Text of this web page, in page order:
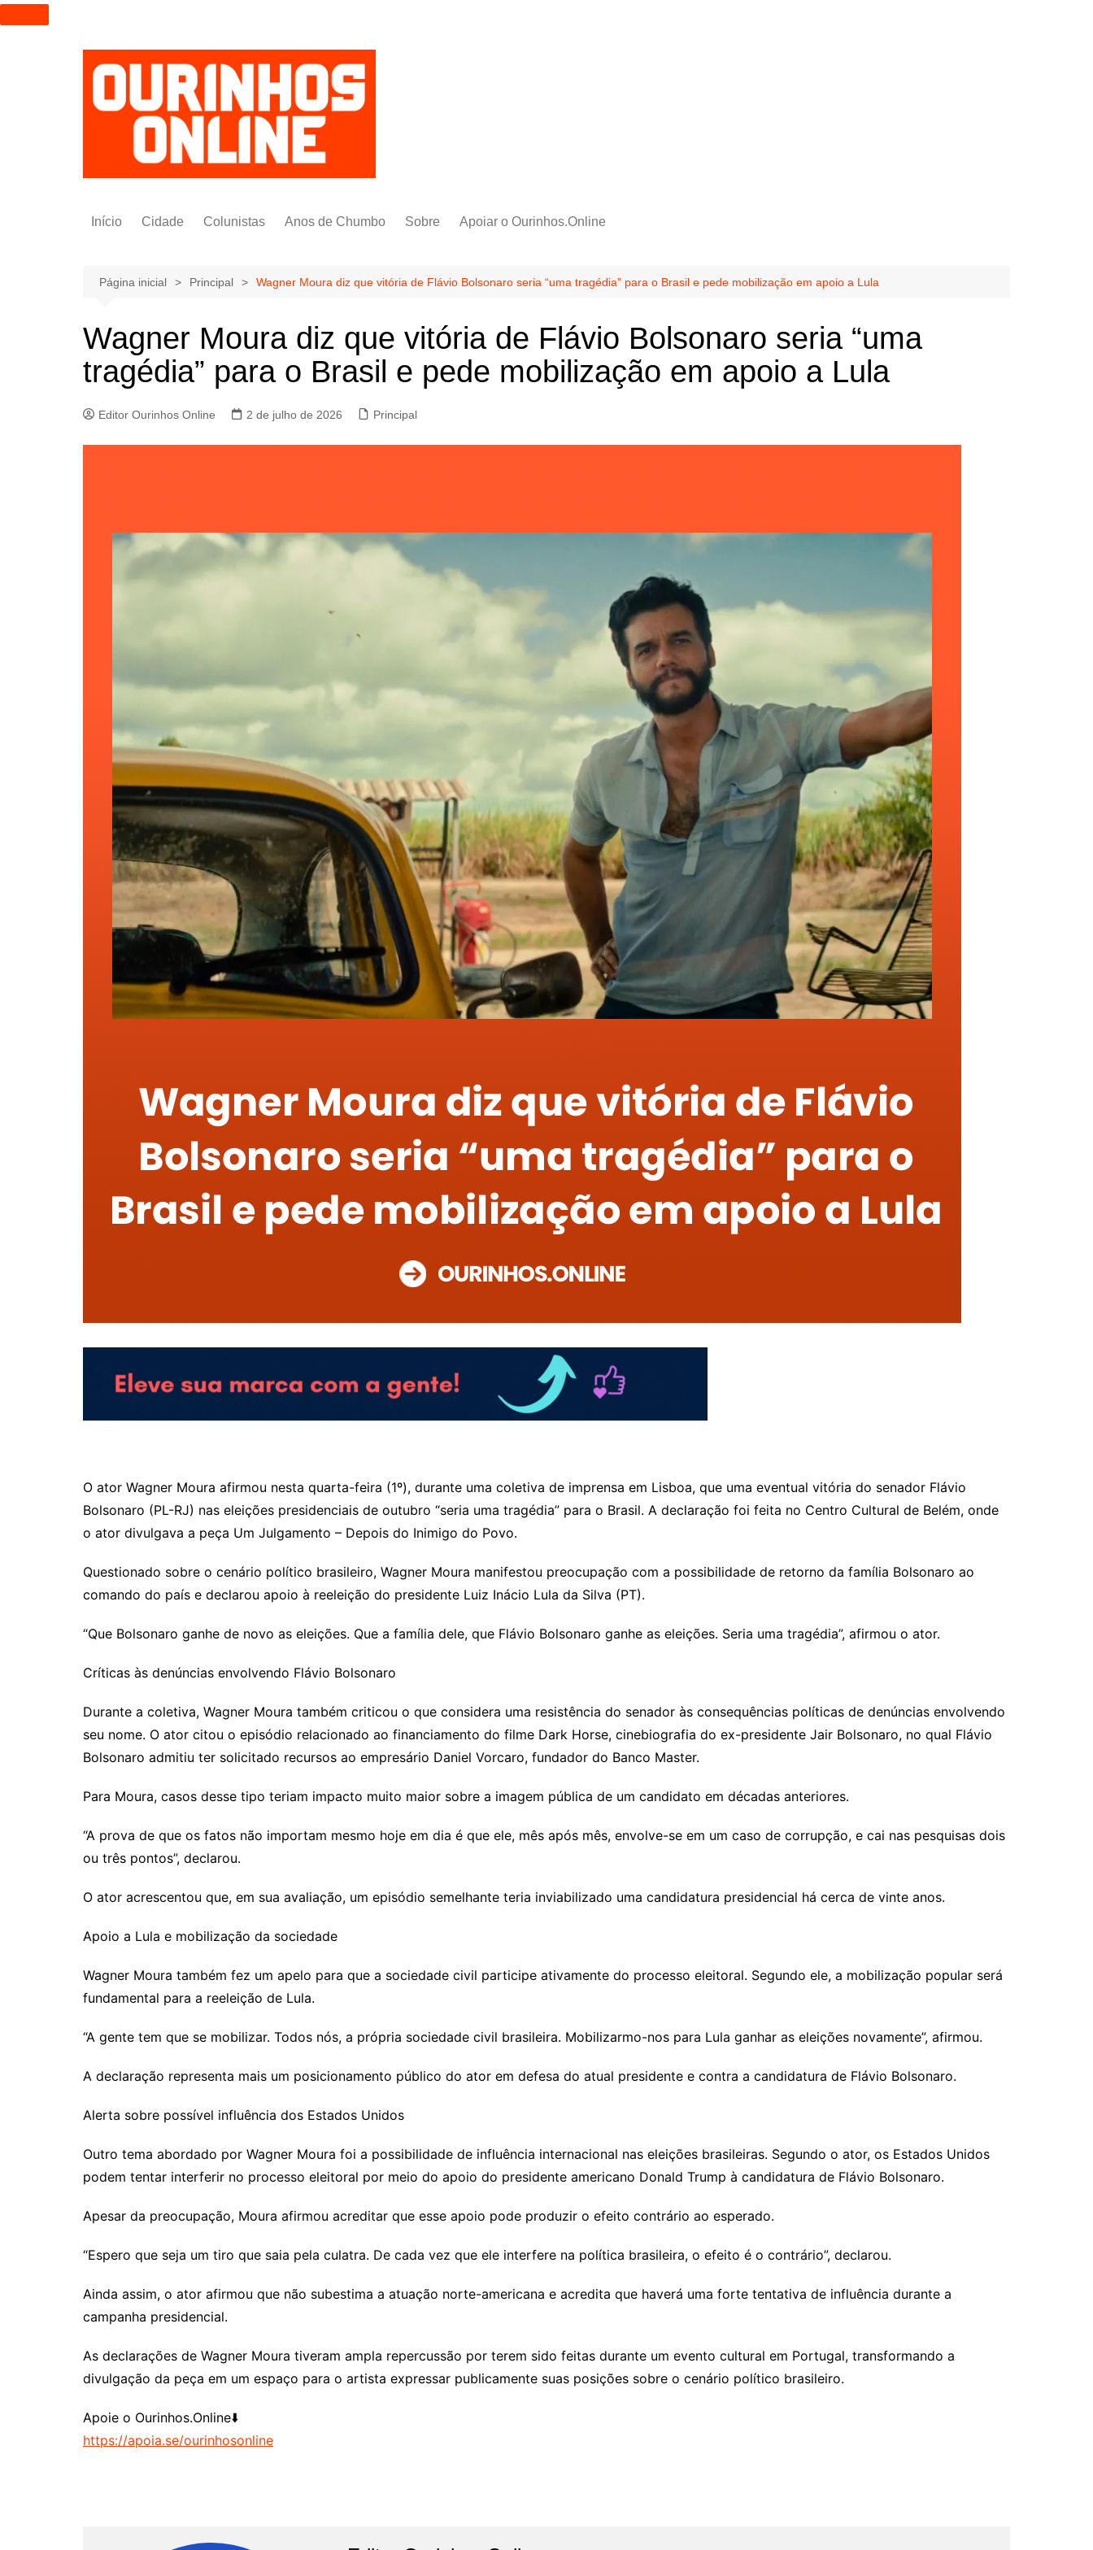
I
r
Início Cidade Colunistas
Pedro Saldida
Bruno Yashinishi
Anos de Chumbo Sobre Apoiar o Ourinhos.Online
Página inicial Principal Wagner Moura diz que vitória de Flávio Bolsonaro seria “uma tragédia” para o Brasil e pede mobilização em apoio a Lula
Wagner Moura diz que vitória de Flávio Bolsonaro seria “uma
tragédia” para o Brasil e pede mobilização em apoio a Lula
Editor Ourinhos Online 2 de julho de 2026 Principal
O ator Wagner Moura afirmou nesta quarta-feira (1º), durante uma coletiva de imprensa em Lisboa, que uma eventual vitória do senador Flávio
Bolsonaro (PL-RJ) nas eleições presidenciais de outubro “seria uma tragédia” para o Brasil. A declaração foi feita no Centro Cultural de Belém, onde
o ator divulgava a peça Um Julgamento – Depois do Inimigo do Povo.
Questionado sobre o cenário político brasileiro, Wagner Moura manifestou preocupação com a possibilidade de retorno da família Bolsonaro ao
comando do país e declarou apoio à reeleição do presidente Luiz Inácio Lula da Silva (PT).
“Que Bolsonaro ganhe de novo as eleições. Que a família dele, que Flávio Bolsonaro ganhe as eleições. Seria uma tragédia”, afirmou o ator.
Críticas às denúncias envolvendo Flávio Bolsonaro
Durante a coletiva, Wagner Moura também criticou o que considera uma resistência do senador às consequências políticas de denúncias envolvendo
seu nome. O ator citou o episódio relacionado ao financiamento do filme Dark Horse, cinebiografia do ex-presidente Jair Bolsonaro, no qual Flávio
Bolsonaro admitiu ter solicitado recursos ao empresário Daniel Vorcaro, fundador do Banco Master.
Para Moura, casos desse tipo teriam impacto muito maior sobre a imagem pública de um candidato em décadas anteriores.
“A prova de que os fatos não importam mesmo hoje em dia é que ele, mês após mês, envolve-se em um caso de corrupção, e cai nas pesquisas dois
ou três pontos”, declarou.
O ator acrescentou que, em sua avaliação, um episódio semelhante teria inviabilizado uma candidatura presidencial há cerca de vinte anos.
Apoio a Lula e mobilização da sociedade
Wagner Moura também fez um apelo para que a sociedade civil participe ativamente do processo eleitoral. Segundo ele, a mobilização popular será
fundamental para a reeleição de Lula.
“A gente tem que se mobilizar. Todos nós, a própria sociedade civil brasileira. Mobilizarmo-nos para Lula ganhar as eleições novamente”, afirmou.
A declaração representa mais um posicionamento público do ator em defesa do atual presidente e contra a candidatura de Flávio Bolsonaro.
Alerta sobre possível influência dos Estados Unidos
Outro tema abordado por Wagner Moura foi a possibilidade de influência internacional nas eleições brasileiras. Segundo o ator, os Estados Unidos
podem tentar interferir no processo eleitoral por meio do apoio do presidente americano Donald Trump à candidatura de Flávio Bolsonaro.
Apesar da preocupação, Moura afirmou acreditar que esse apoio pode produzir o efeito contrário ao esperado.
“Espero que seja um tiro que saia pela culatra. De cada vez que ele interfere na política brasileira, o efeito é o contrário”, declarou.
Ainda assim, o ator afirmou que não subestima a atuação norte-americana e acredita que haverá uma forte tentativa de influência durante a
campanha presidencial.
As declarações de Wagner Moura tiveram ampla repercussão por terem sido feitas durante um evento cultural em Portugal, transformando a
divulgação da peça em um espaço para o artista expressar publicamente suas posições sobre o cenário político brasileiro.
Apoie o Ourinhos.Online⬇️
https://apoia.se/ourinhosonline